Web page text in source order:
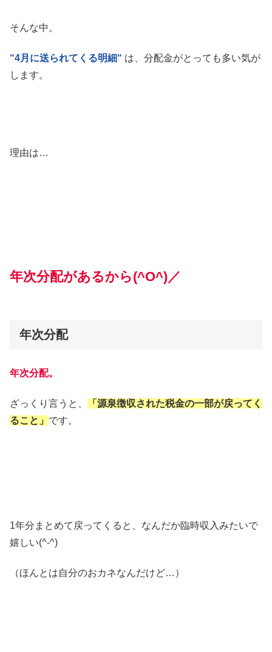
そんな中。
“4月に送られてくる明細“ は、分配金がとっても多い気が
します。
理由は…
年次分配があるから(^O^)／
年次分配
年次分配。
ざっくり言うと、
「源泉徴収された税金の一部が戻ってく
ること」 です。
1年分まとめて戻ってくると、なんだか臨時収入みたいで
嬉しい(^-^)
（ほんとは自分のおカネなんだけど…）